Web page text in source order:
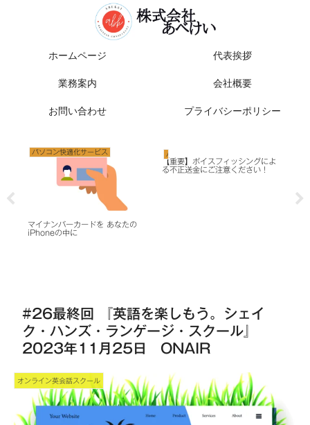
ホームページ 代表挨拶
業務案内 会社概要
お問い合わせ プライバシーポリシー
パソコン快適化サービス
マイナンバーカードを あなたの
iPhoneの中に
パソコン快適化サービス
【重要】ボイスフィッシングによ
る不正送金にご注意ください！
#26最終回 『英語を楽しもう。シェイ
ク・ハンズ・ランゲージ・スクール』
2023年11月25日 ONAIR
オンライン英会話スクール